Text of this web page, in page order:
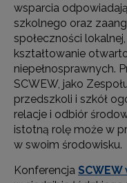
wsparcia
szkolnego oraz
społeczności
kształtowanie
niepełnosprawnych.
SCWEW, jako
przedszkoli i szkół
relacje i odbiór
istotną rolę może w
w swoim środowisku.
Konferencja